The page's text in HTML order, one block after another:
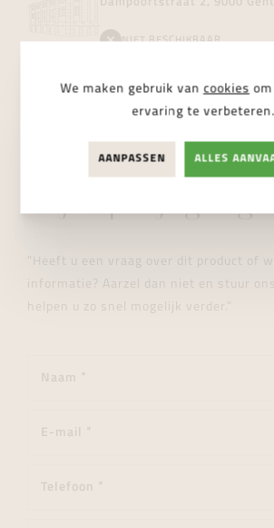
Dampoortstraat 2, 9000 Gent
NIET BESCHIKBAAR
STUUR ONS EEN BERICHT
Wij helpen je graag
"Heeft u een vraag over dit product of
informatie? Aarzel dan niet en stuur
helpen u zo snel mogelijk verder."
We maken gebruik van cookies
ervaring te verbeteren.
AANPASSEN ALLES